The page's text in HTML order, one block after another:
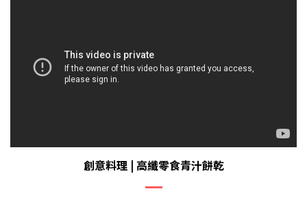
創意料理 | 高纖零食青汁餅乾